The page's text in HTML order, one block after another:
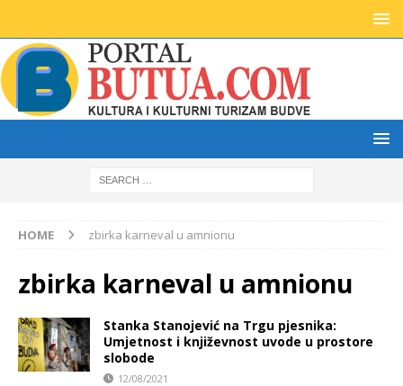
HOME zbirka karneval u amnionu
zbirka karneval u amnionu
Stanka Stanojević na Trgu pjesnika:
Umjetnost i književnost uvode u prostore
slobode
12/08/2021